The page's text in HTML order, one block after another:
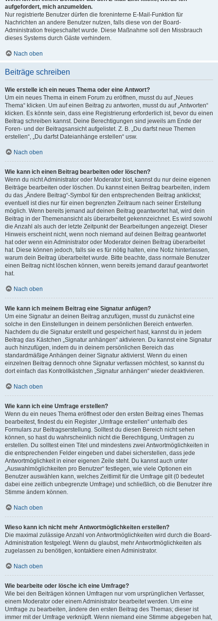
aufgefordert, mich anzumelden.
Nur registrierte Benutzer dürfen die foreninterne E-Mail-Funktion für
Nachrichten an andere Benutzer nutzen, falls diese von der Board-
Administration freigeschaltet wurde. Diese Maßnahme soll den Missbrauch
dieses Systems durch Gäste verhindern.
Nach oben
Beiträge schreiben
Wie erstelle ich ein neues Thema oder eine Antwort?
Um ein neues Thema in einem Forum zu eröffnen, musst du auf „Neues
Thema“ klicken. Um auf einen Beitrag zu antworten, musst du auf „Antworten“
klicken. Es könnte sein, dass eine Registrierung erforderlich ist, bevor du einen
Beitrag schreiben kannst. Deine Berechtigungen sind jeweils am Ende der
Foren- und der Beitragsansicht aufgelistet. Z. B. „Du darfst neue Themen
erstellen“, „Du darfst Dateianhänge erstellen“ usw.
Nach oben
Wie kann ich einen Beitrag bearbeiten oder löschen?
Wenn du nicht Administrator oder Moderator bist, kannst du nur deine eigenen
Beiträge bearbeiten oder löschen. Du kannst einen Beitrag bearbeiten, indem
du das „Ändere Beitrag“-Symbol für den entsprechenden Beitrag anklickst;
eventuell ist dies nur für einen begrenzten Zeitraum nach seiner Erstellung
möglich. Wenn bereits jemand auf deinen Beitrag geantwortet hat, wird dein
Beitrag in der Themenansicht als überarbeitet gekennzeichnet. Es wird sowohl
die Anzahl als auch der letzte Zeitpunkt der Bearbeitungen angezeigt. Dieser
Hinweis erscheint nicht, wenn noch niemand auf deinen Beitrag geantwortet
hat oder wenn ein Administrator oder Moderator deinen Beitrag überarbeitet
hat. Diese können jedoch, falls sie es für nötig halten, eine Notiz hinterlassen,
warum dein Beitrag überarbeitet wurde. Bitte beachte, dass normale Benutzer
einen Beitrag nicht löschen können, wenn bereits jemand darauf geantwortet
hat.
Nach oben
Wie kann ich meinem Beitrag eine Signatur anfügen?
Um eine Signatur an deinen Beitrag anzufügen, musst du zunächst eine
solche in den Einstellungen in deinem persönlichen Bereich entwerfen.
Nachdem du die Signatur erstellt und gespeichert hast, kannst du in jedem
Beitrag das Kästchen „Signatur anhängen“ aktivieren. Du kannst eine Signatur
auch hinzufügen, indem du in deinem persönlichen Bereich das
standardmäßige Anhängen deiner Signatur aktivierst. Wenn du einen
einzelnen Beitrag dennoch ohne Signatur verfassen möchtest, so kannst du
dort einfach das Kontrollkästchen „Signatur anhängen“ wieder deaktivieren.
Nach oben
Wie kann ich eine Umfrage erstellen?
Wenn du ein neues Thema eröffnest oder den ersten Beitrag eines Themas
bearbeitest, findest du ein Register „Umfrage erstellen“ unterhalb des
Formulars zur Beitragserstellung. Solltest du diesen Bereich nicht sehen
können, so hast du wahrscheinlich nicht die Berechtigung, Umfragen zu
erstellen. Du solltest einen Titel und mindestens zwei Antwortmöglichkeiten in
die entsprechenden Felder eingeben und dabei sicherstellen, dass jede
Antwortmöglichkeit in einer eigenen Zeile steht. Du kannst auch unter
„Auswahlmöglichkeiten pro Benutzer“ festlegen, wie viele Optionen ein
Benutzer auswählen kann, welches Zeitlimit für die Umfrage gilt (0 bedeutet
dabei eine zeitlich unbegrenzte Umfrage) und schließlich, ob die Benutzer ihre
Stimme ändern können.
Nach oben
Wieso kann ich nicht mehr Antwortmöglichkeiten erstellen?
Die maximal zulässige Anzahl von Antwortmöglichkeiten wird durch die Board-
Administration festgelegt. Wenn du glaubst, mehr Antwortmöglichkeiten als
zugelassen zu benötigen, kontaktiere einen Administrator.
Nach oben
Wie bearbeite oder lösche ich eine Umfrage?
Wie bei den Beiträgen können Umfragen nur vom ursprünglichen Verfasser,
einem Moderator oder einem Administrator bearbeitet werden. Um eine
Umfrage zu bearbeiten, ändere den ersten Beitrag des Themas; dieser ist
immer mit der Umfrage verknüpft. Wenn niemand eine Stimme abgegeben hat,